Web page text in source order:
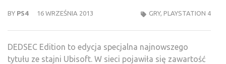
BY PS4 16 WRZEŚNIA 2013 GRY, PLAYSTATION 4
DEDSEC Edition to edycja specjalna najnowszego
tytułu ze stajni Ubisoft. W sieci pojawiła się zawartość